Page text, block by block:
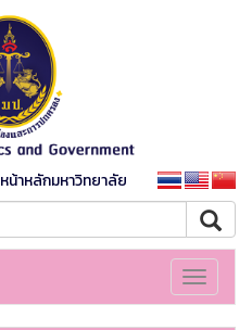
หน้าหลักมหาวิทยาลัย
Toggle